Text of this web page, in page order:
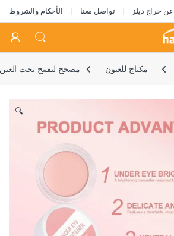
عن حراج ديلز تواصل معنا الأحكام والشروط
مكياج للعيون مصحح لتفتيح تحت
🔍